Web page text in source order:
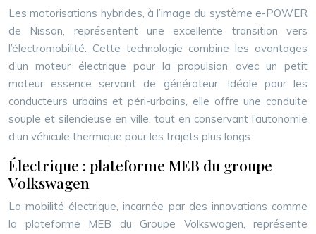
Les motorisations hybrides, à l’image du système e-POWER
de Nissan, représentent une excellente transition vers
l’électromobilité. Cette technologie combine les avantages
d’un moteur électrique pour la propulsion avec un petit
moteur essence servant de générateur. Idéale pour les
conducteurs urbains et péri-urbains, elle offre une conduite
souple et silencieuse en ville, tout en conservant l’autonomie
d’un véhicule thermique pour les trajets plus longs.
Électrique : plateforme MEB du groupe
Volkswagen
La mobilité électrique, incarnée par des innovations comme
la plateforme MEB du Groupe Volkswagen, représente